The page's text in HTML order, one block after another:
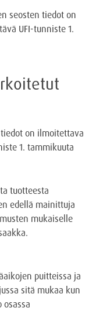
seosten tiedot on
UFI-tunniste 1.
on ilmoitettava
1. tammikuuta
tuotteesta
edellä mainittuja
mukaiselle
puitteissa ja
sitä mukaa kun